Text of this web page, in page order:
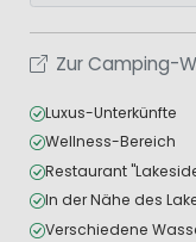
Zur Camping-
Luxus-Unterkünfte
Wellness-Bereich
Restaurant
In der Nähe des
Verschiedene